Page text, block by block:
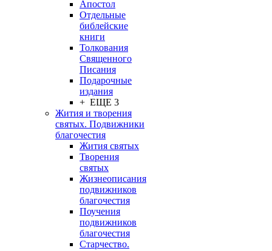
Апостол
Отдельные
библейские
книги
Толкования
Священного
Писания
Подарочные
издания
+ ЕЩЕ 3
Жития и творения
святых. Подвижники
благочестия
Жития святых
Творения
святых
Жизнеописания
подвижников
благочестия
Поучения
подвижников
благочестия
Старчество.